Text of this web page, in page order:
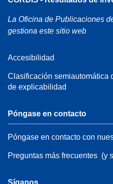
La Oficina de Publicaciones
gestiona este sitio web
Accesibilidad
Clasificación semiautomática
de explicabilidad
Póngase en contacto
Póngase en contacto con
Preguntas más frecuentes (y
Síganos